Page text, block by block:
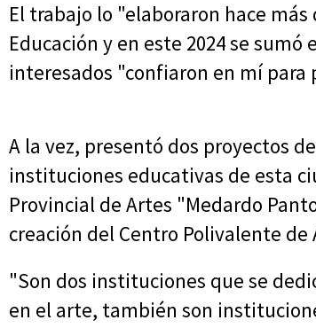
El trabajo lo "elaboraron hace
Educación y en este 2024 se
interesados "confiaron en mí
A la vez, presentó dos proyectos
instituciones educativas de esta
Provincial de Artes "Medardo
creación del Centro Polivalente de
"Son dos instituciones que se
en el arte, también son